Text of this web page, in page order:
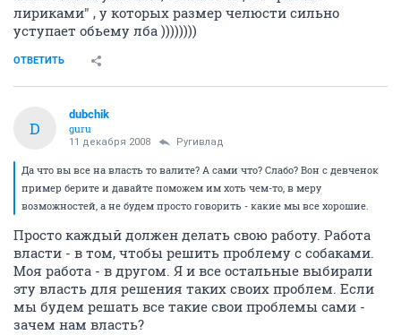
лириками" , у которых размер челюсти сильно
уступает обьему лба ))))))))
ОТВЕТИТЬ
D
dubchik
guru
11 декабря 2008 Ругивлад
Да что вы все на власть то валите? А сами что? Слабо? Вон с девченок
пример берите и давайте поможем им хоть чем-то, в меру
возможностей, а не будем просто говорить - какие мы все хорошие.
Просто каждый должен делать свою работу. Работа
власти - в том, чтобы решить проблему с собаками.
Моя работа - в другом. Я и все остальные выбирали
эту власть для решения таких своих проблем. Если
мы будем решать все такие свои проблемы сами -
зачем нам власть?